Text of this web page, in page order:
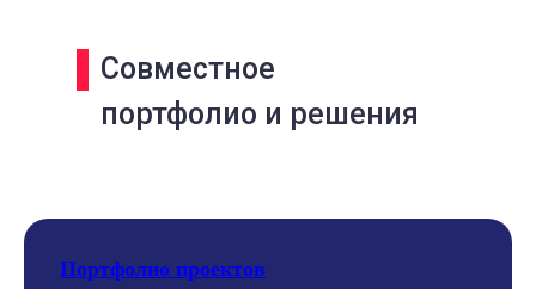
Совместное
портфолио и решения
Портфолио проектов